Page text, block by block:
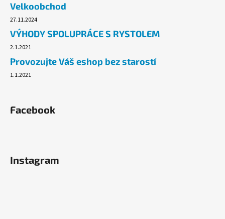
u
j
e
m
e
PLYNOVÁ
190G,
PROPICHOVACÍ,
Původně:
Velkoobchod
27.11.2024
VÝHODY SPOLUPRÁCE S RYSTOLEM
2.1.2021
Provozujte Váš eshop bez starostí
1.1.2021
Facebook
Instagram